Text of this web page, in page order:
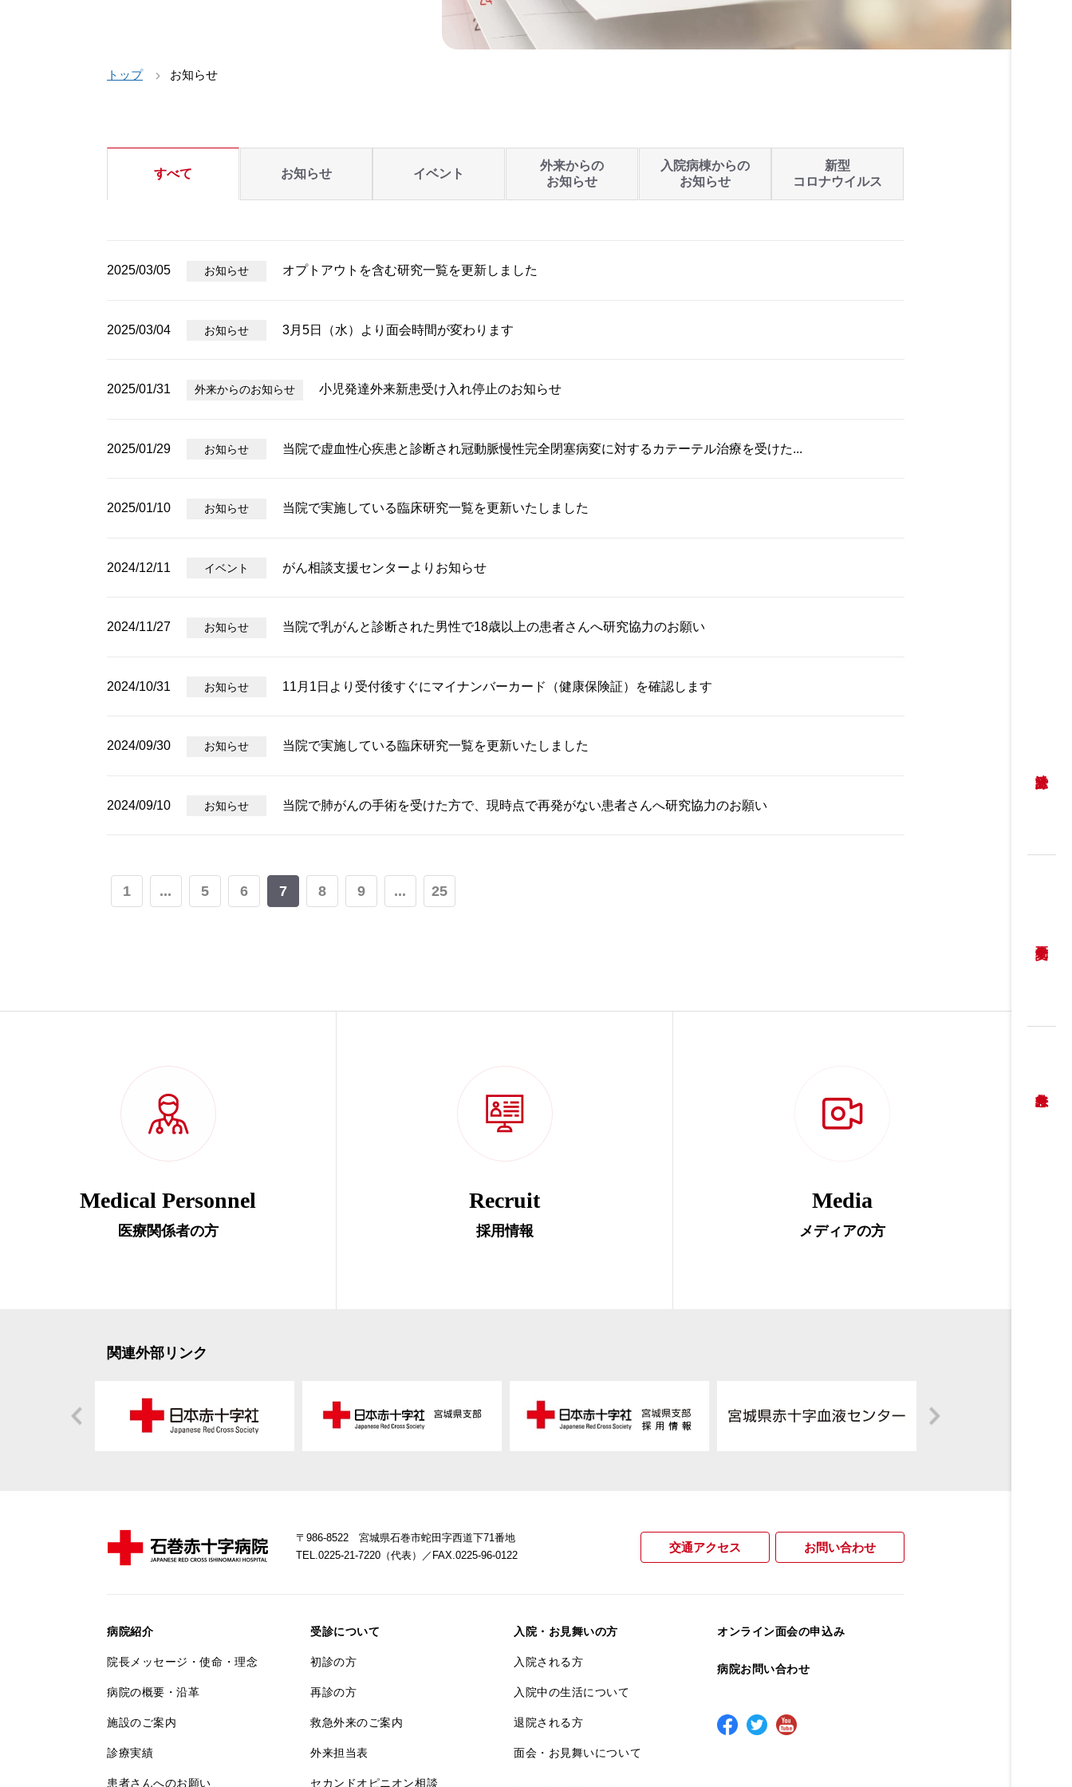
トップ お知らせ
すべて お知らせ イベント
外来からの
お知らせ
入院病棟からの
お知らせ
新型
コロナウイルス
2025/03/05 お知らせ オプトアウトを含む研究一覧を更新しました
2025/03/04 お知らせ 3月5日（水）より面会時間が変わります
2025/01/31 外来からのお知らせ 小児発達外来新患受け入れ停止のお知らせ
2025/01/29 お知らせ 当院で虚血性心疾患と診断され冠動脈慢性完全閉塞病変に対するカテーテル治療を受けた...
2025/01/10 お知らせ 当院で実施している臨床研究一覧を更新いたしました
2024/12/11 イベント がん相談支援センターよりお知らせ
2024/11/27 お知らせ 当院で乳がんと診断された男性で18歳以上の患者さんへ研究協力のお願い
2024/10/31 お知らせ 11月1日より受付後すぐにマイナンバーカード（健康保険証）を確認します
2024/09/30 お知らせ 当院で実施している臨床研究一覧を更新いたしました
2024/09/10 お知らせ 当院で肺がんの手術を受けた方で、現時点で再発がない患者さんへ研究協力のお願い
1 ... 5 6 7 8 9 ... 25
Medical Personnel
医療関係者の方
Recruit
採用情報
Media
メディアの方
関連外部リンク
〒986-8522 宮城県石巻市蛇田字西道下71番地
TEL.0225-21-7220（代表）
／FAX.0225-96-0122
交通アクセス お問い合わせ
病院紹介
院長メッセージ・使命・理念
病院の概要・沿革
施設のご案内
診療実績
患者さんへのお願い
受診について
初診の方
再診の方
救急外来のご案内
外来担当表
セカンドオピニオン相談
入院・お見舞いの方
入院される方
入院中の生活について
退院される方
面会・お見舞いについて
オンライン面会の申込み
病院お問い合わせ